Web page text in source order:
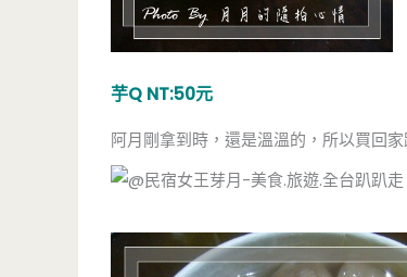
芋Q NT:50元
阿月剛拿到時，還是溫溫的，所以買回